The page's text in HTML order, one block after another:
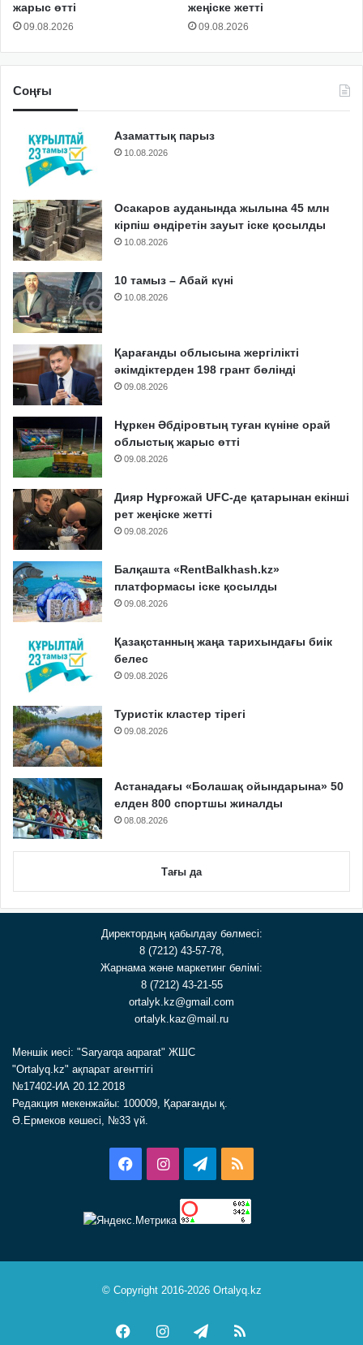
жарыс өтті
09.08.2026
жеңіске жетті
09.08.2026
Соңғы
Азаматтық парыз
10.08.2026
Осакаров ауданында жылына 45 млн
кірпіш өндіретін зауыт іске қосылды
10.08.2026
10 тамыз – Абай күні
10.08.2026
Қарағанды облысына жергілікті
әкімдіктерден 198 грант бөлінді
09.08.2026
Нұркен Әбдіровтың туған күніне орай
облыстық жарыс өтті
09.08.2026
Дияр Нұрғожай UFC-де қатарынан екінші
рет жеңіске жетті
09.08.2026
Балқашта «RentBalkhash.kz»
платформасы іске қосылды
09.08.2026
Қазақстанның жаңа тарихындағы биік
белес
09.08.2026
Туристік кластер тірегі
09.08.2026
Астанадағы «Болашақ ойындарына» 50
елден 800 спортшы жиналды
08.08.2026
Тағы да
Директордың қабылдау бөлмесі:
8 (7212) 43-57-78,
Жарнама және маркетинг бөлімі:
8 (7212) 43-21-55
ortalyk.kz@gmail.com
ortalyk.kaz@mail.ru
Меншік иесі: "Saryarqa aqparat" ЖШС
"Ortalyq.kz" ақпарат агенттігі
№17402-ИА 20.12.2018
Редакция мекенжайы: 100009, Қарағанды қ.
Ә.Ермеков көшесі, №33 үй.
FacebookInstagramTelegram
© Copyright 2016-2026 Ortalyq.kz
FacebookInstagramTelegram